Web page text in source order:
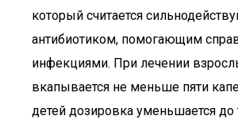
который считается
антибиотиком, помогающим
инфекциями. При лечении
вкапывается не меньше пяти
детей дозировка уменьшается до